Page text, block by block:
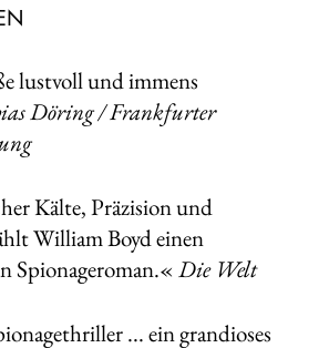
lustvoll und immens
Döring / Frankfurter
Kälte, Präzision und
William Boyd einen
Spionageroman.« Die Welt
... ein grandioses